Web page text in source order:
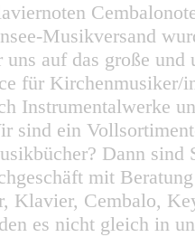
Musikversand
auf das große
für
Instrumentalwerke
sind ein
Dann
mit
Klavier, Cembalo,
es nicht gleich in